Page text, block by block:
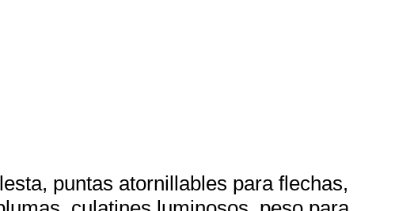
puntas atornillables para flechas,